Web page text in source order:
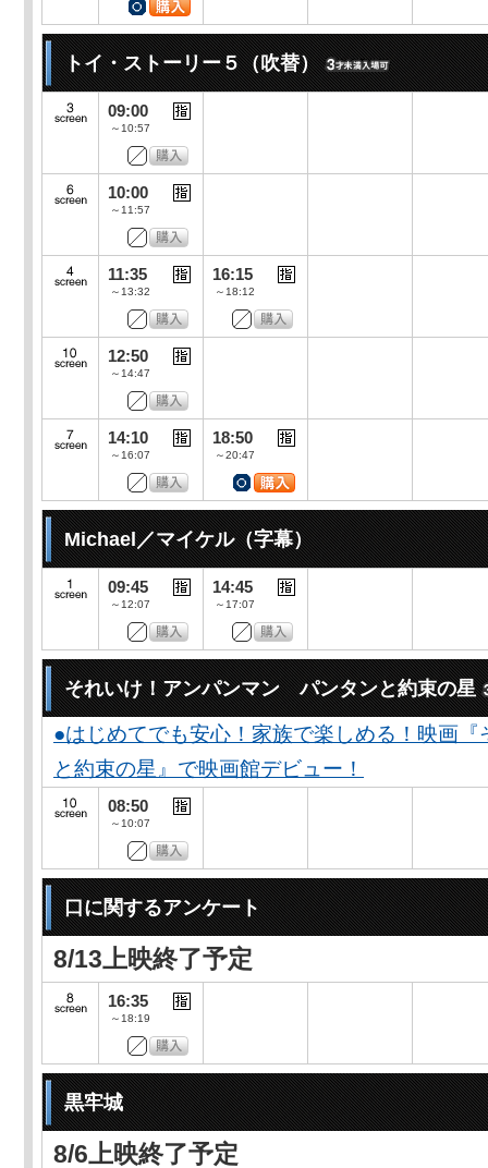
トイ・ストーリー５（吹替）
09:00
～10:57
10:00
～11:57
11:35
～13:32
16:15
～18:12
12:50
～14:47
14:10
～16:07
18:50
～20:47
Michael／マイケル（字幕）
09:45
～12:07
14:45
～17:07
それいけ！アンパンマン パンタンと約束の星
●はじめてでも安心！家族で楽しめる！映画
と約束の星』で映画館デビュー！
08:50
～10:07
口に関するアンケート
8/13上映終了予定
16:35
～18:19
黒牢城
8/6上映終了予定